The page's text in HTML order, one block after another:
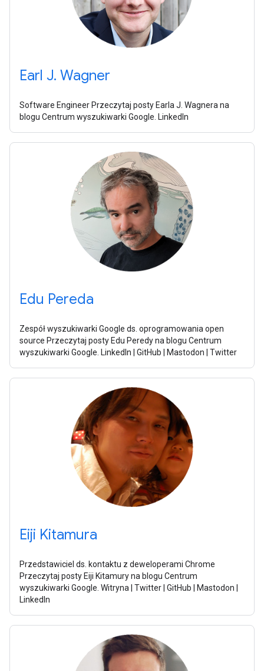
Earl J. Wagner
Software Engineer Przeczytaj posty Earla J. Wagnera na
blogu Centrum wyszukiwarki Google. LinkedIn
Edu Pereda
Zespół wyszukiwarki Google ds. oprogramowania open
source Przeczytaj posty Edu Peredy na blogu Centrum
wyszukiwarki Google. LinkedIn | GitHub | Mastodon | Twitter
Eiji Kitamura
Przedstawiciel ds. kontaktu z deweloperami Chrome
Przeczytaj posty Eiji Kitamury na blogu Centrum
wyszukiwarki Google. Witryna | Twitter | GitHub | Mastodon |
LinkedIn